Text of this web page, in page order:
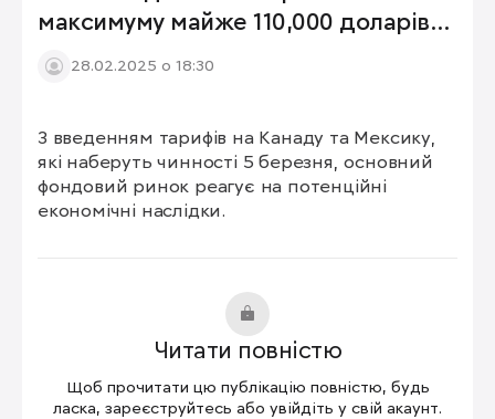
максимуму майже 110,000 доларів
за біткоїн.
28.02.2025 о 18:30
З введенням тарифів на Канаду та Мексику,
які наберуть чинності 5 березня, основний
фондовий ринок реагує на потенційні
економічні наслідки.
Читати повністю
Щоб прочитати цю публікацію повністю, будь
ласка, зареєструйтесь або увійдіть у свій акаунт.